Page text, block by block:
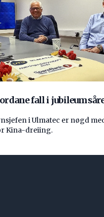
fall i
i Ulmatec er nøgd
Kina-dreiing.